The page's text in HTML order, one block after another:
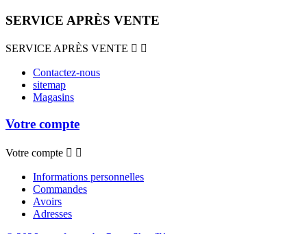
SERVICE APRÈS VENTE
SERVICE APRÈS VENTE  
Contactez-nous
sitemap
Magasins
Votre compte
Votre compte  
Informations personnelles
Commandes
Avoirs
Adresses